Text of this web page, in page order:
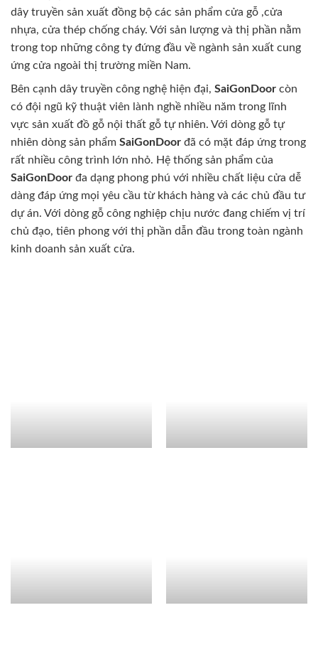
dây truyền sản xuất đồng bộ các sản phẩm cửa gỗ ,cửa
nhựa, cửa thép chống cháy. Với sản lượng và thị phần nằm
trong top những công ty đứng đầu về ngành sản xuất cung
ứng cửa ngoài thị trường miền Nam.
Bên cạnh dây truyền công nghệ hiện đại, SaiGonDoor còn
có đội ngũ kỹ thuật viên lành nghề nhiều năm trong lĩnh
vực sản xuất đồ gỗ nội thất gỗ tự nhiên. Với dòng gỗ tự
nhiên dòng sản phẩm SaiGonDoor đã có mặt đáp ứng trong
rất nhiều công trình lớn nhỏ. Hệ thống sản phẩm của
SaiGonDoor đa dạng phong phú với nhiều chất liệu cửa dễ
dàng đáp ứng mọi yêu cầu từ khách hàng và các chủ đầu tư
dự án. Với dòng gỗ công nghiệp chịu nước đang chiếm vị trí
chủ đạo, tiên phong với thị phần dẫn đầu trong toàn ngành
kinh doanh sản xuất cửa.